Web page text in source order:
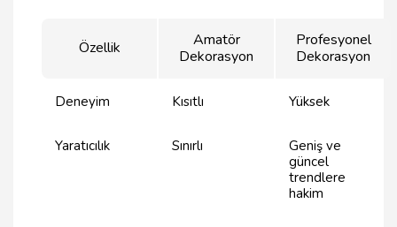
Özellik
Amatör
Dekorasyon
Profesyonel
Dekorasyon
Deneyim Kısıtlı Yüksek
Yaratıcılık Sınırlı
Geniş ve
güncel
trendlere
hakim